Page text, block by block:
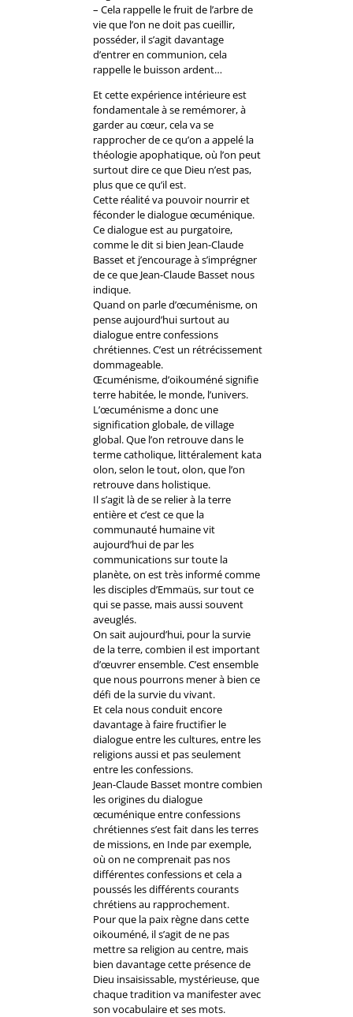
– Cela rappelle le fruit de l’arbre de
vie que l’on ne doit pas cueillir,
posséder, il s’agit davantage
d’entrer en communion, cela
rappelle le buisson ardent…
Et cette expérience intérieure est
fondamentale à se remémorer, à
garder au cœur, cela va se
rapprocher de ce qu’on a appelé la
théologie apophatique, où l’on peut
surtout dire ce que Dieu n’est pas,
plus que ce qu’il est.
Cette réalité va pouvoir nourrir et
féconder le dialogue œcuménique.
Ce dialogue est au purgatoire,
comme le dit si bien Jean-Claude
Basset et j’encourage à s’imprégner
de ce que Jean-Claude Basset nous
indique.
Quand on parle d’œcuménisme, on
pense aujourd’hui surtout au
dialogue entre confessions
chrétiennes. C’est un rétrécissement
dommageable.
Œcuménisme, d’oikouméné signifie
terre habitée, le monde, l’univers.
L’œcuménisme a donc une
signification globale, de village
global. Que l’on retrouve dans le
terme catholique, littéralement kata
olon, selon le tout, olon, que l’on
retrouve dans holistique.
Il s’agit là de se relier à la terre
entière et c’est ce que la
communauté humaine vit
aujourd’hui de par les
communications sur toute la
planète, on est très informé comme
les disciples d’Emmaüs, sur tout ce
qui se passe, mais aussi souvent
aveuglés.
On sait aujourd’hui, pour la survie
de la terre, combien il est important
d’œuvrer ensemble. C’est ensemble
que nous pourrons mener à bien ce
défi de la survie du vivant.
Et cela nous conduit encore
davantage à faire fructifier le
dialogue entre les cultures, entre les
religions aussi et pas seulement
entre les confessions.
Jean-Claude Basset montre combien
les origines du dialogue
œcuménique entre confessions
chrétiennes s’est fait dans les terres
de missions, en Inde par exemple,
où on ne comprenait pas nos
différentes confessions et cela a
poussés les différents courants
chrétiens au rapprochement.
Pour que la paix règne dans cette
oikouméné, il s’agit de ne pas
mettre sa religion au centre, mais
bien davantage cette présence de
Dieu insaisissable, mystérieuse, que
chaque tradition va manifester avec
son vocabulaire et ses mots.